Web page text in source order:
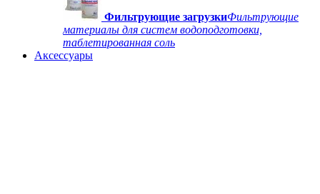
Фильтрующие загрузкиФильтрующие
материалы для систем водоподготовки,
таблетированная соль
Аксессуары